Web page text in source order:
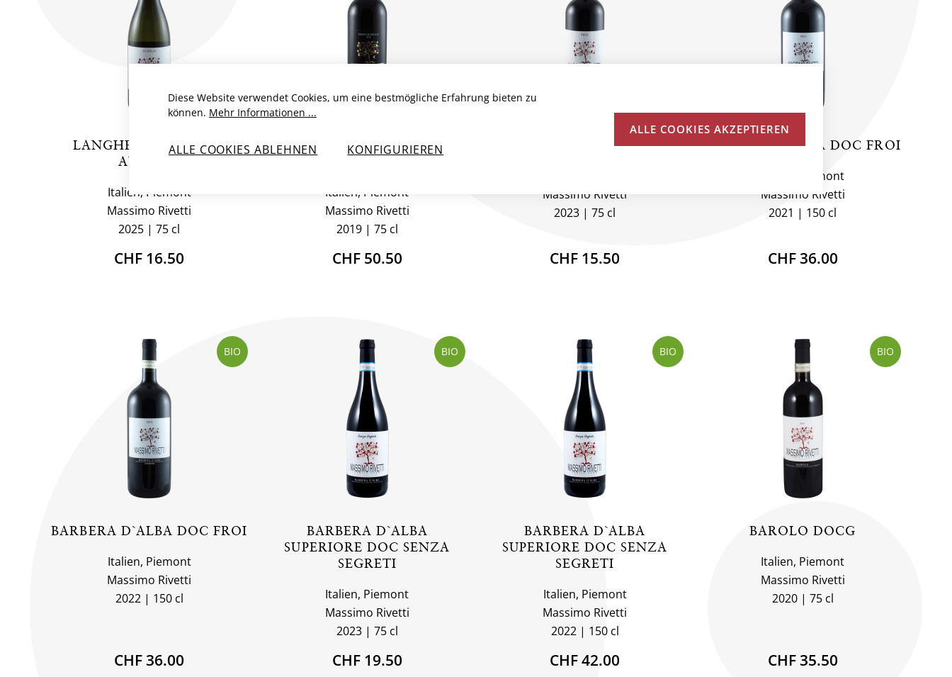
LANGHE ARNEIS DOC
AURELIA
Italien, Piemont
Massimo Rivetti
2025
75 cl
CHF 16.50
BARBARESCO DOCG
Italien, Piemont
Massimo Rivetti
2019
75 cl
CHF 50.50
BARBERA D`ALBA DOC FROI
Massimo Rivetti
2023
75 cl
CHF 15.50
BARBERA D`ALBA DOC FROI
Italien, Piemont
Massimo Rivetti
2021
150 cl
CHF 36.00
BIO
BARBERA D`ALBA DOC FROI
Italien, Piemont
Massimo Rivetti
2022
150 cl
CHF 36.00
BIO
BARBERA D`ALBA
SUPERIORE DOC SENZA
SEGRETI
Italien, Piemont
Massimo Rivetti
2023
75 cl
CHF 19.50
BIO
BARBERA D`ALBA
SUPERIORE DOC SENZA
SEGRETI
Italien, Piemont
Massimo Rivetti
2022
150 cl
CHF 42.00
BIO
BAROLO DOCG
Italien, Piemont
Massimo Rivetti
2020
75 cl
CHF 35.50
Diese Website verwendet Cookies, um eine bestmögliche Erfahrung bieten zu
können. Mehr Informationen ...
ALLE COOKIES ABLEHNEN KONFIGURIEREN
ALLE COOKIES AKZEPTIEREN